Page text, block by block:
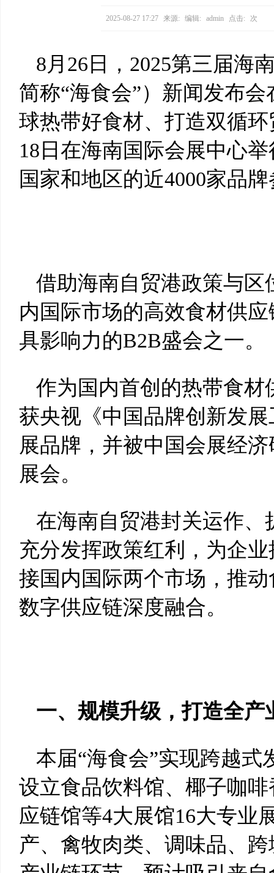
2025-08-27 17:27 来源: 编辑: admin 点击: 次
8月26日，2025第三届海
简称“海食会”）新闻发布
球热带好食材、打造双循
18日在海南国际会展中心
国家和地区的近4000家品
借助海南自贸港政策与区
内国际市场的高效食材供
具影响力的B2B盛会之一。
作为国内首创的热带食材
获央视《中国品牌创新发
展品牌，并被中国会展经
展会。
在海南自贸港封关运作
充分发挥政策红利，为企
接国内国际两个市场，推
数字供应链深度融合。
一、规模升级，打造全产
本届“海食会”实现跨越式
设立食品饮料馆、椰子咖
应链馆等4大展馆16大专业
产、禽牧肉类、调味品、